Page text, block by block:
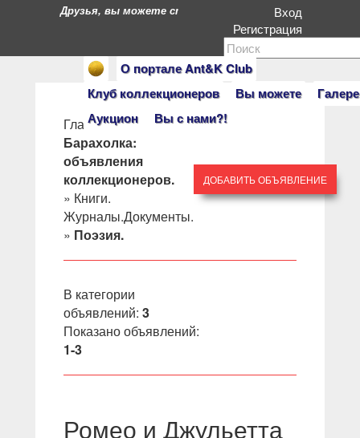
О портале Ant&K Club
Клуб коллекционеров
Вы можете
Аукцион
Вы с нами?!
Друзья, вы можете стать героями нашего портала.
Вход
Регистрация
Главная»
Барахолка:
объявления
коллекционеров.
» Книги.
Журналы.Документы.
» Поэзия.
ДОБАВИТЬ ОБЪЯВЛЕНИЕ
В категории
объявлений: 3
Показано объявлений:
1-3
Ромео и Джульетта